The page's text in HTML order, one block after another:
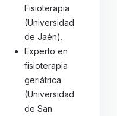
Fisioterapia
(Universidad
de Jaén).
Experto en
fisioterapia
geriátrica
(Universidad
de San